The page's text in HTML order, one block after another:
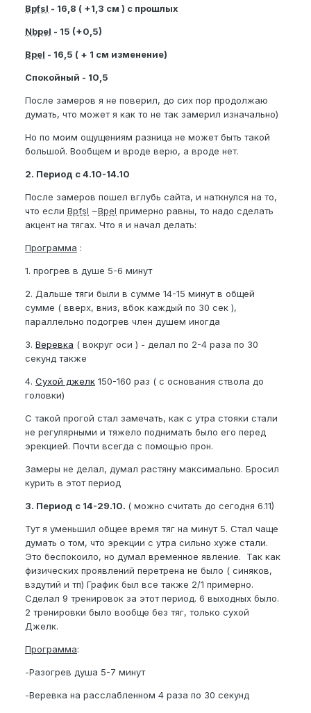
Bpfsl - 16,8 ( +1,3 см ) с прошлых
Nbpel - 15 (+0,5)
Bpel - 16,5 ( + 1 см изменение)
Спокойный - 10,5
После замеров я не поверил, до сих пор продолжаю
думать, что может я как то не так замерил изначально)
Но по моим ощущениям разница не может быть такой
большой. Вообщем и вроде верю, а вроде нет.
2. Период с 4.10-14.10
После замеров пошел вглубь сайта, и наткнулся на то,
что если Bpfsl ~Bpel примерно равны, то надо сделать
акцент на тягах. Что я и начал делать:
Программа :
1. прогрев в душе 5-6 минут
2. Дальше тяги были в сумме 14-15 минут в общей
сумме ( вверх, вниз, вбок каждый по 30 сек ),
параллельно подогрев член душем иногда
3. Веревка ( вокруг оси ) - делал по 2-4 раза по 30
секунд также
4. Сухой джелк 150-160 раз ( с основания ствола до
головки)
С такой прогой стал замечать, как с утра стояки стали
не регулярными и тяжело поднимать было его перед
эрекцией. Почти всегда с помощью прон.
Замеры не делал, думал растяну максимально. Бросил
курить в этот период
3. Период с 14-29.10. ( можно считать до сегодня 6.11)
Тут я уменьшил общее время тяг на минут 5. Стал чаще
думать о том, что эрекции с утра сильно хуже стали.
Это беспокоило, но думал временное явление. Так как
физических проявлений перетрена не было ( синяков,
вздутий и тп) График был все также 2/1 примерно.
Сделал 9 тренировок за этот период. 6 выходных было.
2 тренировки было вообще без тяг, только сухой
Джелк.
Программа:
-Разогрев душа 5-7 минут
-Веревка на расслабленном 4 раза по 30 секунд